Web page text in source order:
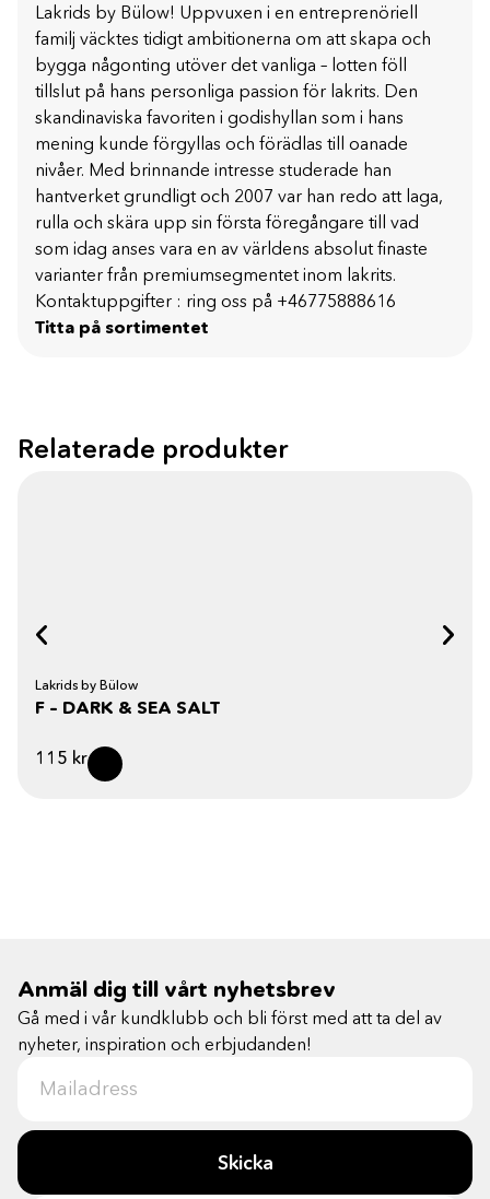
Lakrids by Bülow! Uppvuxen i en entreprenöriell
familj väcktes tidigt ambitionerna om att skapa och
bygga någonting utöver det vanliga – lotten föll
tillslut på hans personliga passion för lakrits. Den
skandinaviska favoriten i godishyllan som i hans
mening kunde förgyllas och förädlas till oanade
nivåer. Med brinnande intresse studerade han
hantverket grundligt och 2007 var han redo att laga,
rulla och skära upp sin första föregångare till vad
som idag anses vara en av världens absolut finaste
varianter från premiumsegmentet inom lakrits.
Kontaktuppgifter : ring oss på +46775888616
Titta på sortimentet
Relaterade produkter
Lakrids by Bülow
F – DARK & SEA SALT
115 kr
Anmäl dig till vårt nyhetsbrev
Gå med i vår kundklubb och bli först med att ta del av
nyheter, inspiration och erbjudanden!
Skicka